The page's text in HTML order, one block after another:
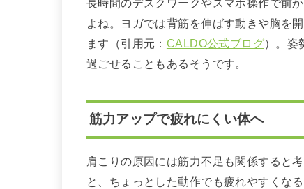
長時間のデスクワークやスマホ操作で前
よね。ヨガでは背筋を伸ばす動きや胸を
ます（引用元： CALDO公式ブログ）。姿
過ごせることもあるそうです。
筋力アップで疲れにくい体へ
肩こりの原因には筋力不足も関係すると
と、ちょっとした動作でも疲れやすくな